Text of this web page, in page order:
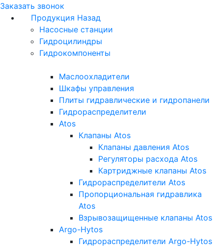
Заказать звонок
Продукция Назад
Насосные станции
Гидроцилиндры
Гидрокомпоненты
Маслоохладители
Шкафы управления
Плиты гидравлические и гидропанели
Гидрораспределители
Atos
Клапаны Atos
Клапаны давления Atos
Регуляторы расхода Atos
Картриджные клапаны Atos
Гидрораспределители Atos
Пропорциональная гидравлика
Atos
Взрывозащищенные клапаны Atos
Argo-Hytos
Гидрораспределители Argo-Hytos